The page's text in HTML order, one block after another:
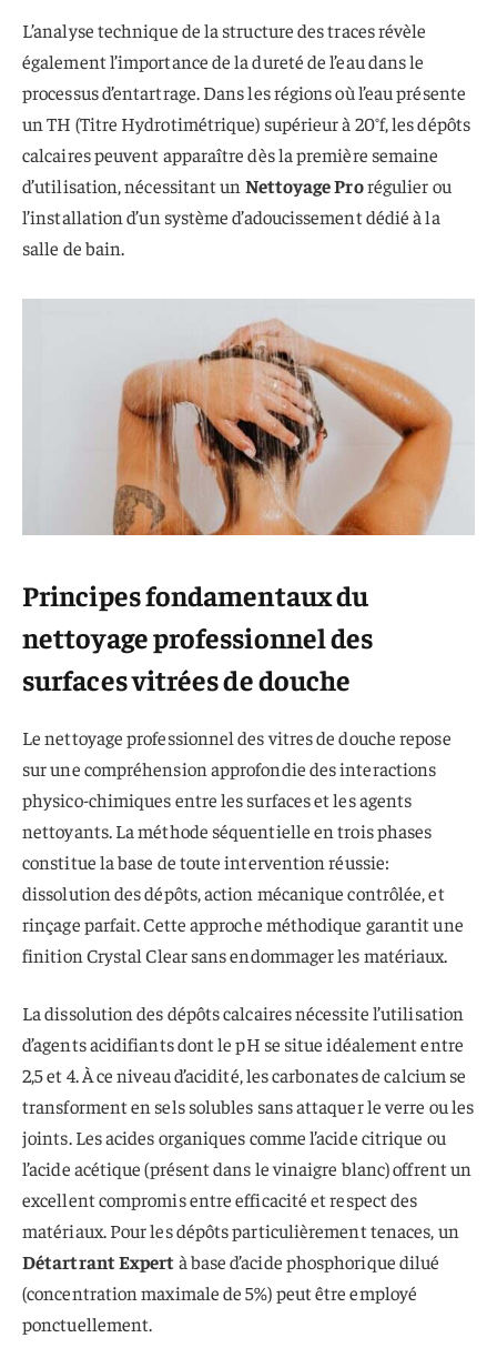
L’analyse technique de la structure des traces révèle
également l’importance de la dureté de l’eau dans le
processus d’entartrage. Dans les régions où l’eau présente
un TH (Titre Hydrotimétrique) supérieur à 20°f, les dépôts
calcaires peuvent apparaître dès la première semaine
d’utilisation, nécessitant un Nettoyage Prorégulier ou
l’installation d’un système d’adoucissement dédié à la
salle de bain.
Principes fondamentaux du
nettoyage professionnel des
surfaces vitrées de douche
Le nettoyage professionnel des vitres de douche repose
sur une compréhension approfondie des interactions
physico-chimiques entre les surfaces et les agents
nettoyants. La méthode séquentielle en trois phases
constitue la base de toute intervention réussie:
dissolution des dépôts, action mécanique contrôlée, et
rinçage parfait. Cette approche méthodique garantit une
finition Crystal Clear sans endommager les matériaux.
La dissolution des dépôts calcaires nécessite l’utilisation
d’agents acidifiants dont le pH se situe idéalement entre
2,5 et 4. À ce niveau d’acidité, les carbonates de calcium se
transforment en sels solubles sans attaquer le verre ou les
joints. Les acides organiques comme l’acide citrique ou
l’acide acétique (présent dans le vinaigre blanc) offrent un
excellent compromis entre efficacité et respect des
matériaux. Pour les dépôts particulièrement tenaces, un
Détartrant Expert à base d’acide phosphorique dilué
(concentration maximale de 5%) peut être employé
ponctuellement.